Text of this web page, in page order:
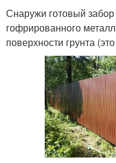
Снаружи готовый
гофрированного
поверхности грунта